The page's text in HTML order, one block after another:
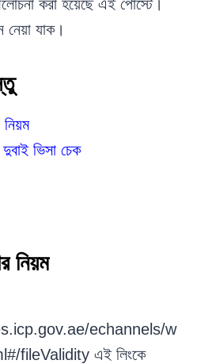
করা হয়েছে এই পোস্টে।
যাক।
নিয়ম
দুবাই ভিসা চেক
নিয়ম
echannels/w
fileValidity এই লিংকে